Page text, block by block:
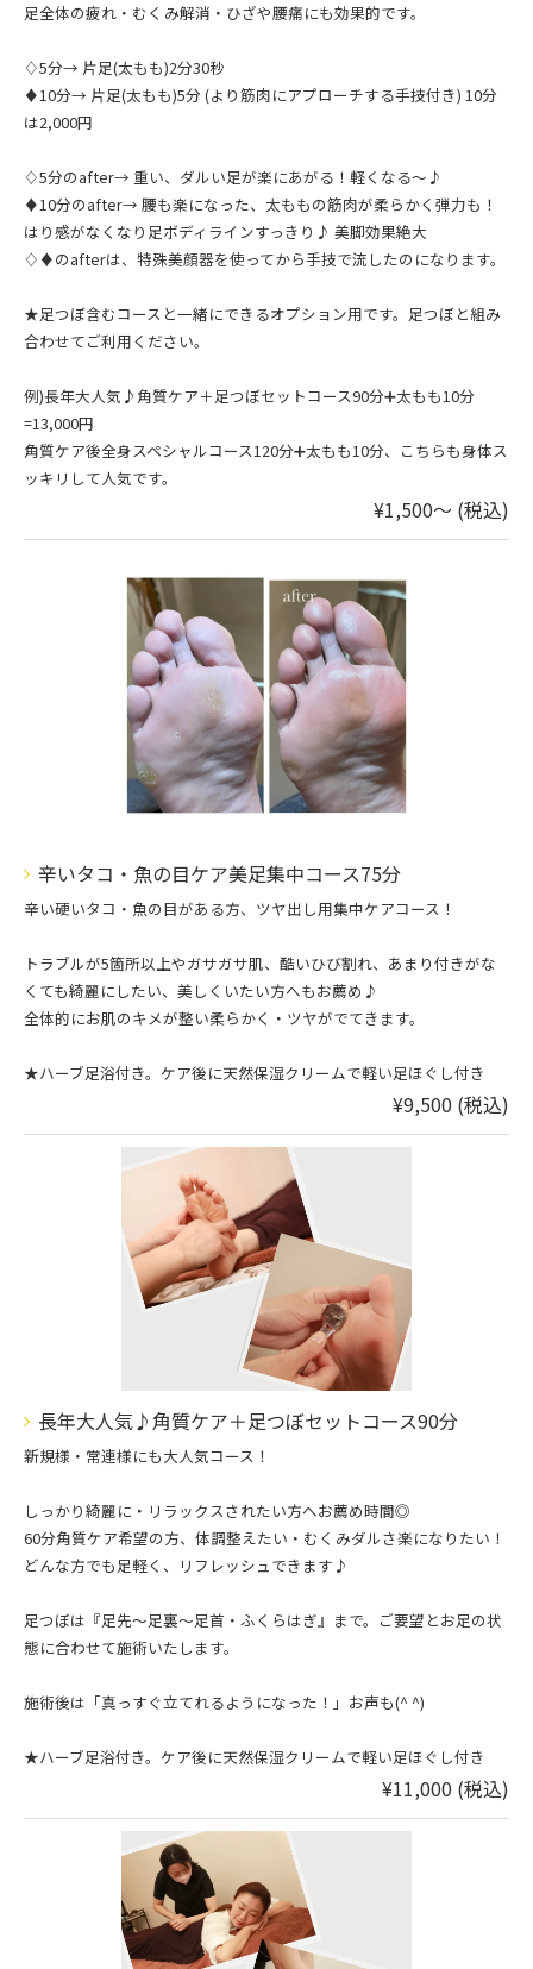
足全体の疲れ・むくみ解消・ひざや腰痛にも効果的です。
♢5分→ 片足(太もも)2分30秒
♦︎10分→ 片足(太もも)5分 (より筋肉にアプローチする手技付き) 10分
は2,000円
♢5分のafter→ 重い、ダルい足が楽にあがる！軽くなる〜♪
♦︎10分のafter→ 腰も楽になった、太ももの筋肉が柔らかく弾力も！
はり感がなくなり足ボディラインすっきり♪ 美脚効果絶大
♢♦︎のafterは、特殊美顔器を使ってから手技で流したのになります。
★足つぼ含むコースと一緒にできるオプション用です。足つぼと組み
合わせてご利用ください。
例)長年大人気♪角質ケア＋足つぼセットコース90分➕太もも10分
=13,000円
角質ケア後全身スペシャルコース120分➕太もも10分、こちらも身体ス
ッキリして人気です。
¥1,500～ (税込)
辛いタコ・魚の目ケア美足集中コース75分
辛い硬いタコ・魚の目がある方、ツヤ出し用集中ケアコース！
トラブルが5箇所以上やガサガサ肌、酷いひび割れ、あまり付きがな
くても綺麗にしたい、美しくいたい方へもお薦め♪
全体的にお肌のキメが整い柔らかく・ツヤがでてきます。
★ハーブ足浴付き。ケア後に天然保湿クリームで軽い足ほぐし付き
¥9,500 (税込)
長年大人気♪角質ケア＋足つぼセットコース90分
新規様・常連様にも大人気コース！
しっかり綺麗に・リラックスされたい方へお薦め時間◎
60分角質ケア希望の方、体調整えたい・むくみダルさ楽になりたい！
どんな方でも足軽く、リフレッシュできます♪
足つぼは『足先〜足裏〜足首・ふくらはぎ』まで。ご要望とお足の状
態に合わせて施術いたします。
施術後は「真っすぐ立てれるようになった！」お声も(^ ^)
★ハーブ足浴付き。ケア後に天然保湿クリームで軽い足ほぐし付き
¥11,000 (税込)